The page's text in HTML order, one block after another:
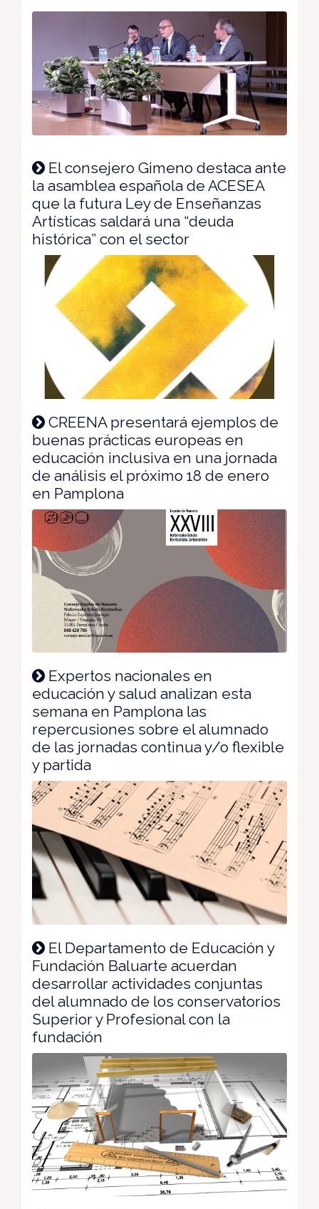
El consejero Gimeno destaca ante
la asamblea española de ACESEA
que la futura Ley de Enseñanzas
Artísticas saldará una “deuda
histórica” con el sector
CREENA presentará ejemplos de
buenas prácticas europeas en
educación inclusiva en una jornada
de análisis el próximo 18 de enero
en Pamplona
Expertos nacionales en
educación y salud analizan esta
semana en Pamplona las
repercusiones sobre el alumnado
de las jornadas continua y/o flexible
y partida
El Departamento de Educación y
Fundación Baluarte acuerdan
desarrollar actividades conjuntas
del alumnado de los conservatorios
Superior y Profesional con la
fundación